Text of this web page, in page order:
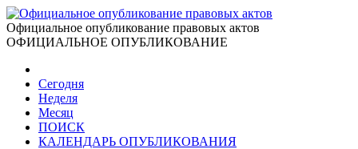
Официальное опубликование правовых актов
ОФИЦИАЛЬНОЕ ОПУБЛИКОВАНИЕ
Сегодня
Неделя
Месяц
ПОИСК
КАЛЕНДАРЬ ОПУБЛИКОВАНИЯ